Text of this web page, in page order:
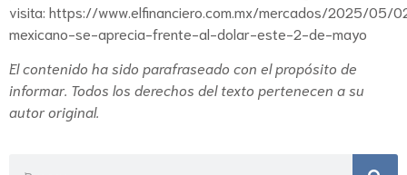
visita: https://www.elfinanciero.com.mx/mercados/2025/05/
mexicano-se-aprecia-frente-al-dolar-este-2-de-mayo
El contenido ha sido parafraseado con el propósito de
informar. Todos los derechos del texto pertenecen a su
autor original.